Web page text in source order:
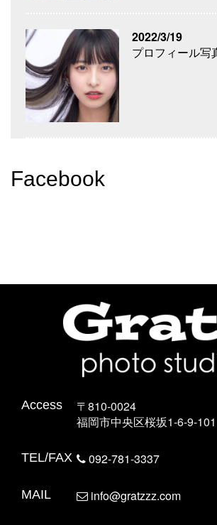
2022/3/19
プロフィール写
Facebook
Access
〒810-0024
福岡市中央区桜坂1-6-9-101
TEL/FAX 092-781-3337
MAIL info@gratzzz.com